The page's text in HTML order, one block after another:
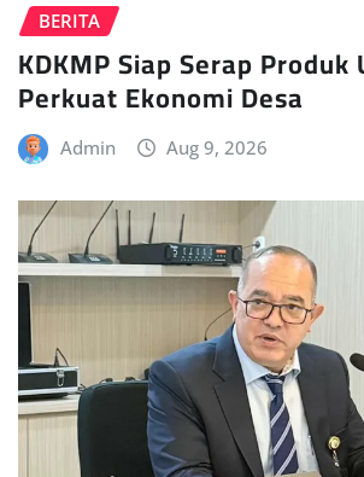
BERITA
KDKMP Siap Serap Produk
Perkuat Ekonomi Desa
Admin Aug 9, 2026